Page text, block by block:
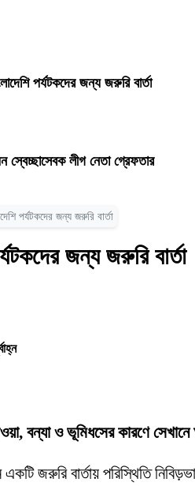
পর্যটকদের জন্য জরুরি বার্তা
স্বেচ্ছাসেবক লীগ নেতা গ্রেফতার
পর্যটকদের জন্য জরুরি বার্তা
জন্য জরুরি বার্তা
বন্যা ও ভূমিধসের কারণে
জরুরি বার্তায় পরিস্থিতি